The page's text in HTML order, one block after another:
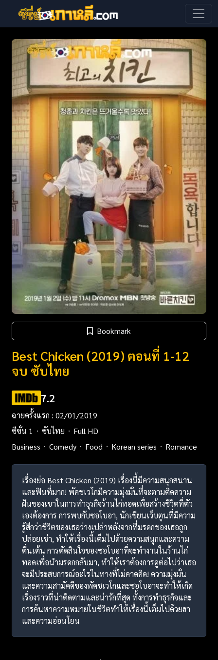
Bookmark
Best Chicken (2019) ตอนที่ 1-12
จบ ซับไทย
7.2
ฉายครั้งแรก : 02/01/2019
ซีซั่น 1
ซับไทย
Full HD
Business
Comedy Food Korean series Romance
เรื่องย่อ Best Chicken (2019) เรื่องนี้มีความสนุกสนาน
และฟินที่มาก! พัคชเวโกมีความมุ่งมั่นที่จะตามติดความ
ฝันของเขาในการทำธุรกิจร้านไก่ทอดเพื่อสร้างชีวิตที่ตัว
เองต้องการ การพบกับซอโบอา, นักเขียนเว็บตูนที่มีความ
รู้สึกว่าชีวิตของเธอว่างเปล่าหลังจากที่มรดกของเธอถูก
ปล่อยเช่า, ทำให้เรื่องนี้เต็มไปด้วยความสนุกและความ
ตื่นเต้น การตัดสินใจของซอโบอาที่จะทำงานในร้านไก่
ทอดเพื่อนำมรดกกลับมา, ทำให้เราต้องการดูต่อไปว่าเธอ
จะมีประสบการณ์อะไรในทางที่ไม่คาดคิด! ความมุ่งมั่น
และความสามัคคีของพัคชเวโกและซอโบอาจะทำให้เกิด
เรื่องราวที่น่าติดตามและน่ารักที่สุด ทั้งการทำธุรกิจและ
การค้นหาความหมายในชีวิตทำให้เรื่องนี้เต็มไปด้วยฮา
และความอ่อนโยน